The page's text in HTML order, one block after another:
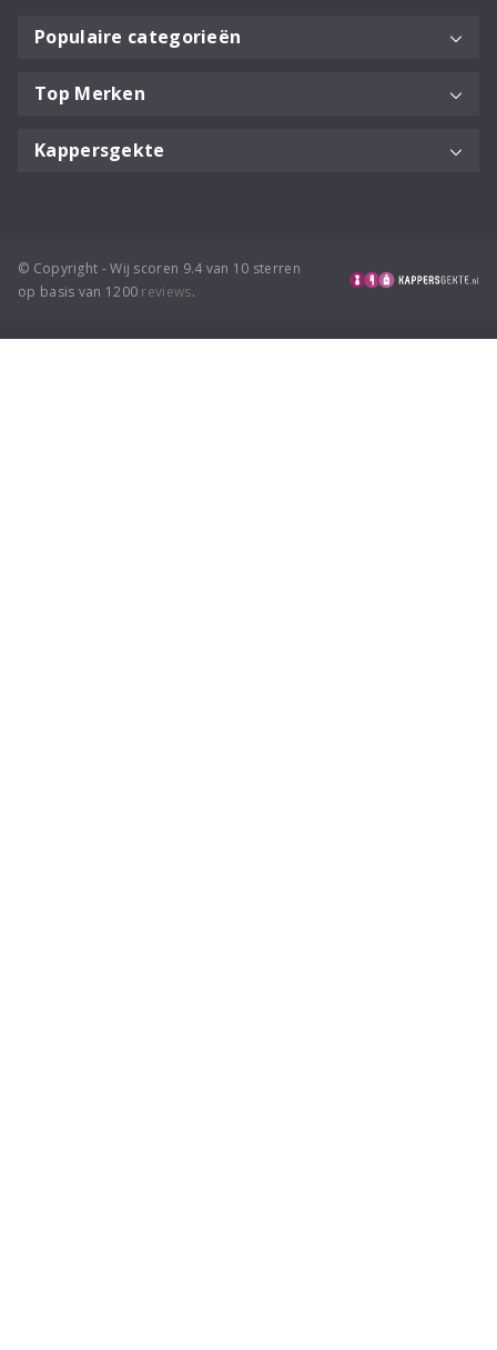
Populaire categorieën
Top Merken
Kappersgekte
© Copyright - Wij scoren 9.4 van 10 sterren
op basis van 1200 reviews.